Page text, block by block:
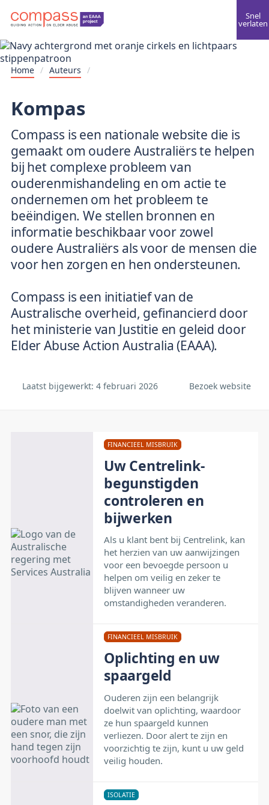
Snel
verlaten
Home / Auteurs /
Kompas
Compass is een nationale website die is
gemaakt om oudere Australiërs te helpen
bij het complexe probleem van
ouderenmishandeling en om actie te
ondernemen om het probleem te
beëindigen. We stellen bronnen en
informatie beschikbaar voor zowel
oudere Australiërs als voor de mensen die
voor hen zorgen en hen ondersteunen.
Compass is een initiatief van de
Australische overheid, gefinancierd door
het ministerie van Justitie en geleid door
Laatst bijgewerkt: 4 februari 2026 Bezoek website
FINANCIEEL MISBRUIK
Uw Centrelink-
begunstigden
controleren en
bijwerken
Als u klant bent bij Centrelink, kan
het herzien van uw aanwijzingen
voor een bevoegde persoon u
helpen om veilig en zeker te
blijven wanneer uw
omstandigheden veranderen.
FINANCIEEL MISBRUIK
Oplichting en uw
spaargeld
Ouderen zijn een belangrijk
doelwit van oplichting, waardoor
ze hun spaargeld kunnen
verliezen. Door alert te zijn en
voorzichtig te zijn, kunt u uw geld
veilig houden.
ISOLATIE